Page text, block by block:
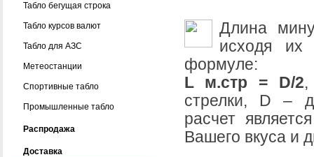
Табло бегущая строка
Табло курсов валют
Табло для АЗС
Метеостанции
Спортивные табло
Промышленные табло
Распродажа
Доставка
Длина
исходя их
формуле:
L м.стр = D/2,
стрелки, D –
расчет
Вашего вкуса и